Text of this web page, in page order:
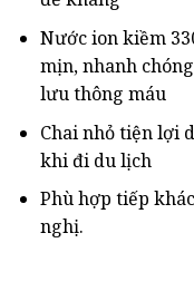
Nước ion kiềm
mịn, nhanh
lưu thông máu
Chai nhỏ tiện lợi
khi đi du lịch
Phù hợp tiếp
nghị.